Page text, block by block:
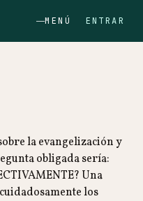
MENÚ ENTRAR
la evangelización y
obligada sería:
Una
los